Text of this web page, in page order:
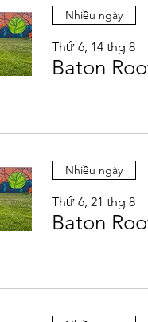
Nhiều ngày
Thứ 6, 14 thg 8
Baton
Nhiều ngày
Thứ 6, 21 thg 8
Baton